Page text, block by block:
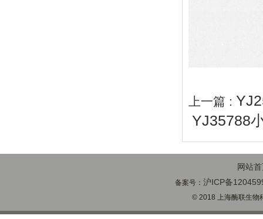
上一篇 :
YJ35788
网站
备案号：沪ICP备
© 2018 上海酶联生物